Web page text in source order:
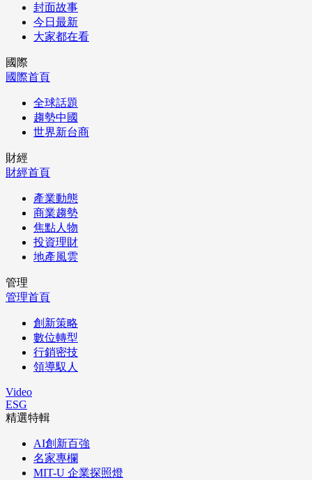
封面故事
今日最新
大家都在看
國際
國際首頁
全球話題
趨勢中國
世界新台商
財經
財經首頁
產業動態
商業趨勢
焦點人物
投資理財
地產風雲
管理
管理首頁
創新策略
數位轉型
行銷密技
領導馭人
Video
ESG
精選特輯
AI創新百強
名家專欄
MIT-U 企業探照燈